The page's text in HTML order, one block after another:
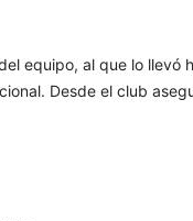
equipo, al que lo llevó
Desde el club